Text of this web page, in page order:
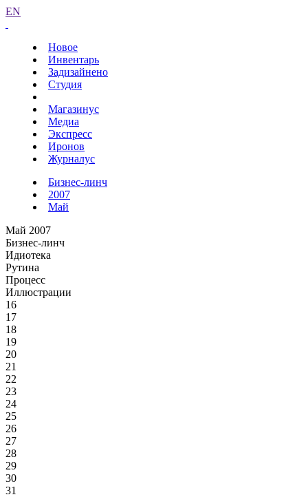
EN
Новое
Инвентарь
Задизайнено
Студия
Магазинус
Медиа
Экспресс
Иронов
Журналус
Бизнес-линч
2007
Май
Май 2007
Бизнес-линч
Идиотека
Рутина
Процесс
Иллюстрации
16
17
18
19
20
21
22
23
24
25
26
27
28
29
30
31